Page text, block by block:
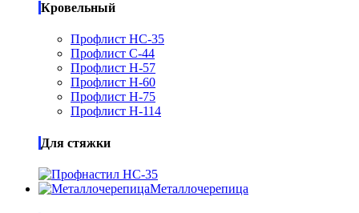
Кровельный
Профлист НС-35
Профлист С-44
Профлист Н-57
Профлист Н-60
Профлист Н-75
Профлист Н-114
Для стяжки
Металлочерепица